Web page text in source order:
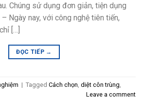
Chúng sử dụng đơn giản, tiện dụng
Ngày nay, với công nghệ tiên tiến,
[…]
ĐỌC TIẾP →
| Tagged Cách chọn, diệt côn trùng,
Leave a comment